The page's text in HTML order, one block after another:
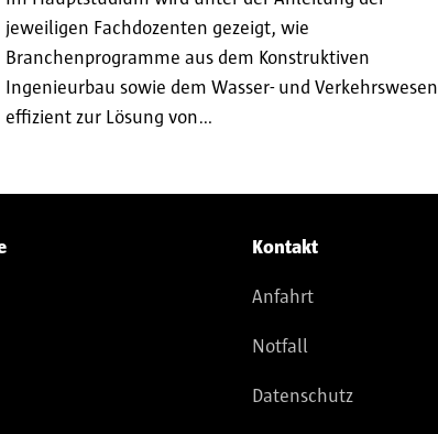
jeweiligen Fachdozenten gezeigt, wie
Branchenprogramme aus dem Konstruktiven
Ingenieurbau sowie dem Wasser- und Verkehrswesen
effizient zur Lösung von…
Kontakt
Anfahrt
Notfall
Datenschutz